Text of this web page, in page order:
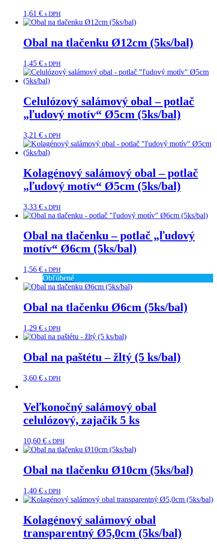
1,61 € s DPH
Obal na tlačenku Ø12cm (5ks/bal)
1,45 € s DPH
Celulózový salámový obal – potlač
„ľudový motív“ Ø5cm (5ks/bal)
3,21 € s DPH
Kolagénový salámový obal – potlač
„ľudový motív“ Ø5cm (5ks/bal)
3,33 € s DPH
Obal na tlačenku – potlač „ľudový
motív“ Ø6cm (5ks/bal)
1,56 € s DPH
Obľúbené
Obal na tlačenku Ø6cm (5ks/bal)
1,29 € s DPH
Obal na paštétu – žltý (5 ks/bal)
3,60 € s DPH
Veľkonočný salámový obal
celulózový, zajačik 5 ks
10,60 € s DPH
Obal na tlačenku Ø10cm (5ks/bal)
1,40 € s DPH
Kolagénový salámový obal
transparentný Ø5,0cm (5ks/bal)